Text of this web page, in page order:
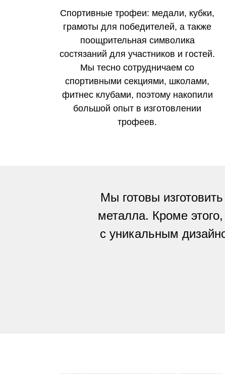
Спортивные трофеи: медали, кубки,
грамоты для победителей, а также
поощрительная символика
состязаний для участников и гостей.
Мы тесно сотрудничаем со
спортивными секциями, школами,
фитнес клубами, поэтому накопили
большой опыт в изготовлении
трофеев.
Мы готовы
металла. Кроме
с уникальным